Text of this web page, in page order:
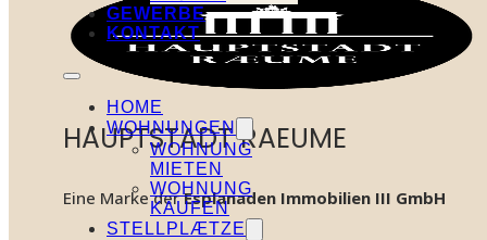
GEWERBE
KONTAKT
HOME
WOHNUNGEN
WOHNUNG
MIETEN
WOHNUNG
KAUFEN
STELLPLÆTZE
HAUPTSTADT RAEUME
Eine Marke derEsplanaden Immobilien III GmbH